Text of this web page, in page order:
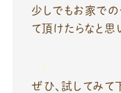
少しでもお家で
て頂けたらなと思
ぜひ、試してみて